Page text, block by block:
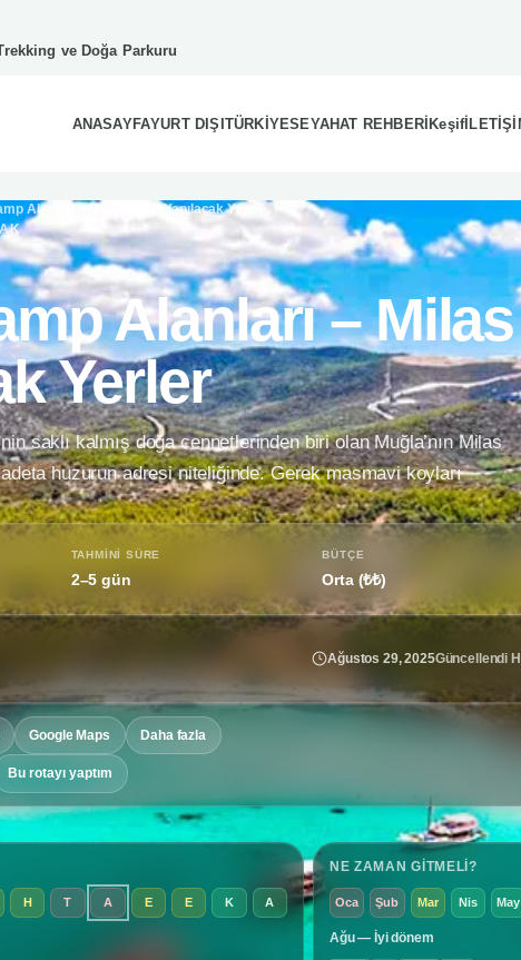
ve Doğa Parkuru
ANASAYFAYURT DIŞI TÜRKİYESEYAHAT REHBERİ Keşif
Alanları – Milas Kamp Yapılacak Yerler
Alanları –
Yerler
saklı kalmış doğa cennetlerinden biri olan Muğla’nın Milas
huzurun adresi niteliğinde. Gerek masmavi koyları
TAHMINI SÜRE
2–5 gün
BÜTÇE
Orta (₺₺)
Ağustos 29, 2025Güncellendi
Google Maps Daha fazla
Bu rotayı yaptım
H T A E E K A
NE ZAMAN GITMELI?
Oca Şub Mar Nis May
Ağu — İyi dönem